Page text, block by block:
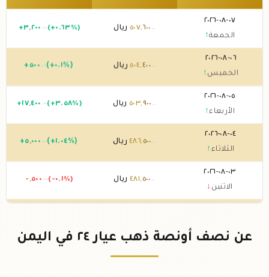
٠٧-٠٨-٢٠٢٦
الجمعة↑
٥٠٧,٦٠٠ .٠٠ ريال +٣,٢٠٠ .٠٠ (+٠.٦٣%)
٠٦-٠٨-٢٠٢٦
الخميس ↑
٥٠٤,٤٠٠ ريال +٥٠٠ .٠٠ (+٠.١%)
٠٥-٠٨-٢٠٢٦
الأربعاء↑
٥٠٣,٩٠٠ .٠٠ ريال +١٧,٤٠٠ .٠٠ (+٣.٥٨%)
٠٤-٠٨-٢٠٢٦
الثلاثاء ↑
٤٨٦, ٥٠٠ .٠٠ ريال +٥,٠٠٠ .٠٠ (+١.٠٤%)
٠٣-٠٨-٢٠٢٦
الاثنين ↓
٤٨١,٥٠٠ .٠٠ ريال - ,٥٠٠ .٠٠ (-٠.١%)
٤٨٢,٠٠٠.٠٠ ريال
عن نصف أونصة ذهب عيار ٢٤ في اليمن